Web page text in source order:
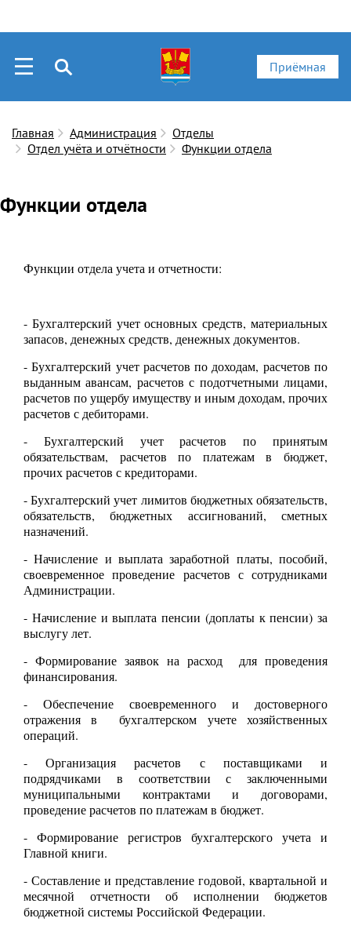
Приёмная
Главная Администрация
Отделы
Отдел учёта и отчётности
Функции отдела
Функции отдела
Функции отдела учета и отчетности:
- Бухгалтерский учет основных средств, материальных
запасов, денежных средств, денежных документов.
- Бухгалтерский учет расчетов по доходам, расчетов по
выданным авансам, расчетов с подотчетными лицами,
расчетов по ущербу имуществу и иным доходам, прочих
расчетов с дебиторами.
- Бухгалтерский учет расчетов по принятым
обязательствам, расчетов по платежам в бюджет,
прочих расчетов с кредиторами.
- Бухгалтерский учет лимитов бюджетных обязательств,
обязательств, бюджетных ассигнований, сметных
назначений.
- Начисление и выплата заработной платы, пособий,
своевременное проведение расчетов с сотрудниками
Администрации.
- Начисление и выплата пенсии (доплаты к пенсии) за
выслугу лет.
- Формирование заявок на расход для проведения
финансирования.
- Обеспечение своевременного и достоверного
отражения в бухгалтерском учете хозяйственных
операций.
- Организация расчетов с поставщиками и
подрядчиками в соответствии с заключенными
муниципальными контрактами и договорами,
проведение расчетов по платежам в бюджет.
- Формирование регистров бухгалтерского учета и
Главной книги.
- Составление и представление годовой, квартальной и
месячной отчетности об исполнении бюджетов
бюджетной системы Российской Федерации.